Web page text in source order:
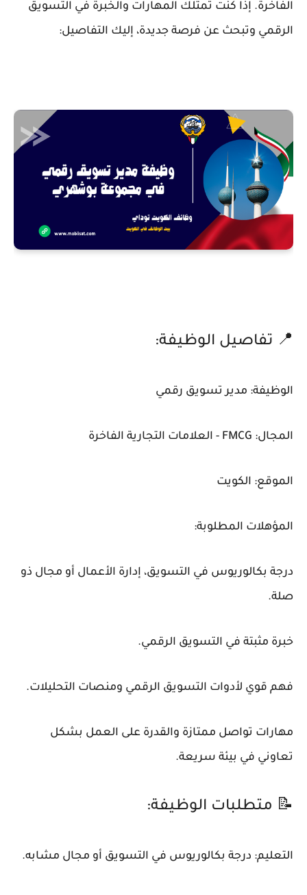
الفاخرة. إذا كنت تمتلك المهارات والخبرة في التسويق
الرقمي وتبحث عن فرصة جديدة، إليك التفاصيل:
📍 تفاصيل الوظيفة:
الوظيفة: مدير تسويق رقمي
المجال: FMCG - العلامات التجارية الفاخرة
الموقع: الكويت
المؤهلات المطلوبة:
درجة بكالوريوس في التسويق، إدارة الأعمال أو مجال ذو
صلة.
خبرة مثبتة في التسويق الرقمي.
فهم قوي لأدوات التسويق الرقمي ومنصات التحليلات.
مهارات تواصل ممتازة والقدرة على العمل بشكل
تعاوني في بيئة سريعة.
📝 متطلبات الوظيفة:
التعليم: درجة بكالوريوس في التسويق أو مجال مشابه.